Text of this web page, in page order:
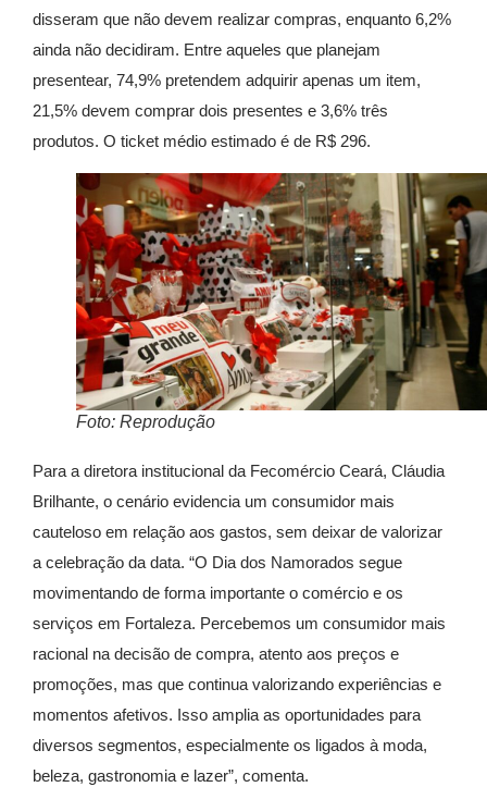
disseram que não devem realizar compras, enquanto 6,2%
ainda não decidiram. Entre aqueles que planejam
presentear, 74,9% pretendem adquirir apenas um item,
21,5% devem comprar dois presentes e 3,6% três
produtos. O ticket médio estimado é de R$ 296.
Foto: Reprodução
Para a diretora institucional da Fecomércio Ceará, Cláudia
Brilhante, o cenário evidencia um consumidor mais
cauteloso em relação aos gastos, sem deixar de valorizar
a celebração da data. “O Dia dos Namorados segue
movimentando de forma importante o comércio e os
serviços em Fortaleza. Percebemos um consumidor mais
racional na decisão de compra, atento aos preços e
promoções, mas que continua valorizando experiências e
momentos afetivos. Isso amplia as oportunidades para
diversos segmentos, especialmente os ligados à moda,
beleza, gastronomia e lazer”, comenta.